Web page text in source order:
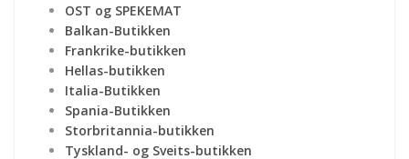
OST og SPEKEMAT
Balkan-Butikken
Frankrike-butikken
Hellas-butikken
Italia-Butikken
Spania-Butikken
Storbritannia-butikken
Tyskland- og Sveits-butikken